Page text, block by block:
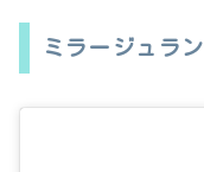
ミラージュラ